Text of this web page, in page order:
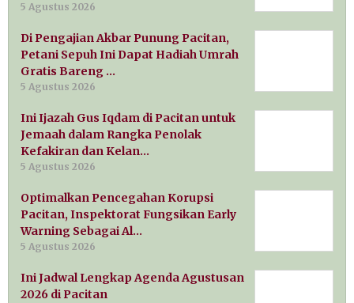
5 Agustus 2026
Di Pengajian Akbar Punung Pacitan,
Petani Sepuh Ini Dapat Hadiah Umrah
Gratis Bareng …
5 Agustus 2026
Ini Ijazah Gus Iqdam di Pacitan untuk
Jemaah dalam Rangka Penolak
Kefakiran dan Kelan…
5 Agustus 2026
Optimalkan Pencegahan Korupsi
Pacitan, Inspektorat Fungsikan Early
Warning Sebagai Al…
5 Agustus 2026
Ini Jadwal Lengkap Agenda Agustusan
2026 di Pacitan